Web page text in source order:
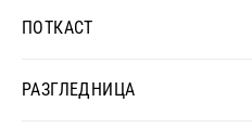
ПОТКАСТ
РАЗГЛЕДНИЦА